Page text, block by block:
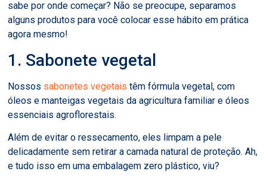
sabe por onde começar? Não se preocupe, separamos
alguns produtos para você colocar esse hábito em prática
agora mesmo!
1. Sabonete vegetal
Nossos sabonetes vegetais têm fórmula vegetal, com
óleos e manteigas vegetais da agricultura familiar e óleos
essenciais agroflorestais.
Além de evitar o ressecamento, eles limpam a pele
delicadamente sem retirar a camada natural de proteção. Ah,
e tudo isso em uma embalagem zero plástico, viu?